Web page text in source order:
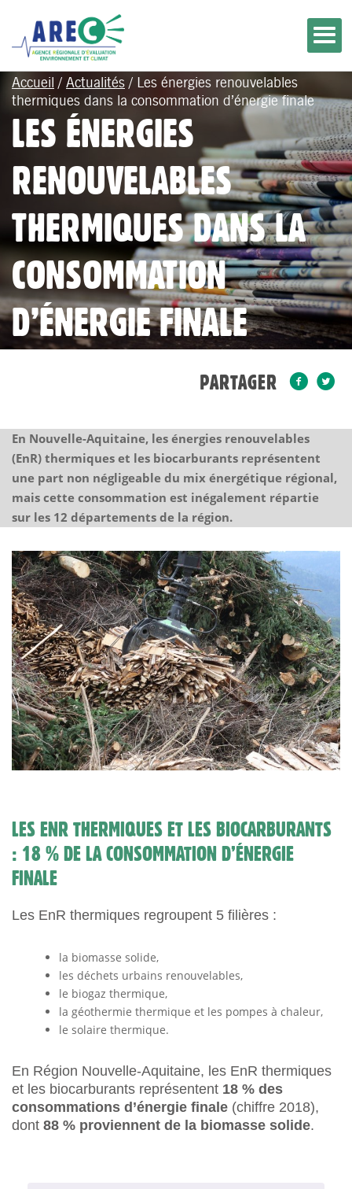
Accueil / Actualités / Les énergies renouvelables
thermiques dans la consommation d’énergie finale
LES ÉNERGIES
RENOUVELABLES
THERMIQUES DANS LA
CONSOMMATION
D’ÉNERGIE FINALE
PARTAGER
En Nouvelle-Aquitaine, les énergies renouvelables
(EnR) thermiques et les biocarburants représentent
une part non négligeable du mix énergétique régional,
mais cette consommation est inégalement répartie
sur les 12 départements de la région.
LES ENR THERMIQUES ET LES BIOCARBURANTS
: 18 % DE LA CONSOMMATION D’ÉNERGIE
FINALE
Les EnR thermiques regroupent 5 filières :
la biomasse solide,
les déchets urbains renouvelables,
le biogaz thermique,
la géothermie thermique et les pompes à chaleur,
le solaire thermique.
En Région Nouvelle-Aquitaine, les EnR thermiques
et les biocarburants représentent 18 % des
consommations d’énergie finale (chiffre 2018),
dont 88 % proviennent de la biomasse solide.